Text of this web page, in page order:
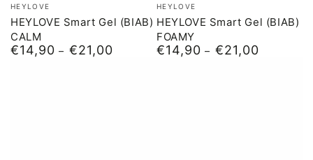
HEYLOVE
HEYLOVE Smart Gel (BIAB)
CALM
Normale
€14,90 €21,00
HEYLOVE
HEYLOVE Smart Gel (BIAB)
FOAMY
Normale
€14,90 €21,00